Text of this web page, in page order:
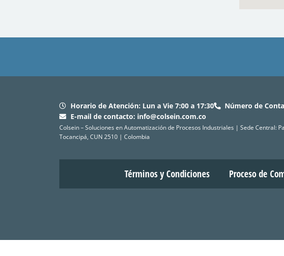
Horario de Atención: Lun a Vie 7:00 a 17:30
Número de
E-mail de contacto: info@colsein.com.co
Colsein – Soluciones en Automatización de Procesos Industriales | Sede Central:
Tocancipá, CUN 2510 | Colombia
Términos y Condiciones Proceso de